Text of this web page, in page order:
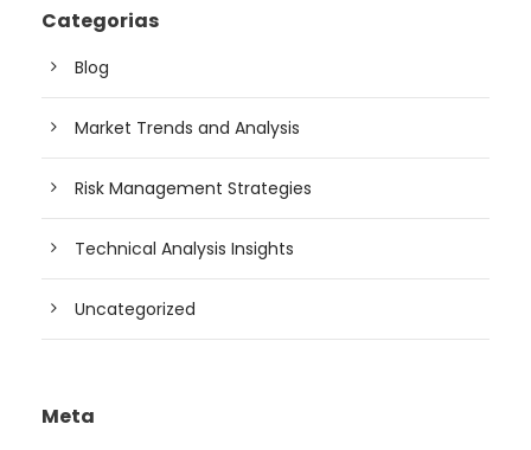
Categorias
Blog
Market Trends and Analysis
Risk Management Strategies
Technical Analysis Insights
Uncategorized
Meta